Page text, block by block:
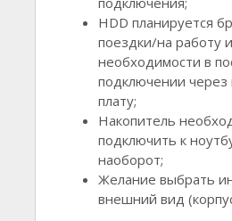
HDD планируется
поездки/на работу
необходимости в
подключении через
плату;
Накопитель
подключить к
наоборот;
Желание выбрать
внешний вид